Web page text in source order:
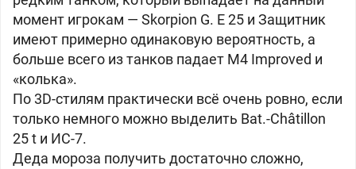
момент игрокам — Skorpion G. E 25 и Защитник
имеют примерно одинаковую вероятность, а
больше всего из танков падает M4 Improved и
«колька».
По 3D-стилям практически всё очень ровно, если
только немного можно выделить Bat.-Châtillon
25 t и ИС-7.
Деда мороза получить достаточно сложно,